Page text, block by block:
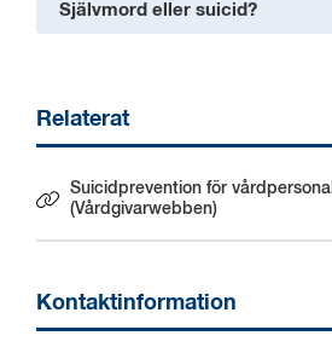
Självmord eller suicid?
Relaterat
Suicidprevention för vårdpersonal
(Vårdgivarwebben)
Kontaktinformation